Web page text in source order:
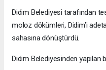
Didim Belediyesi tarafından
moloz dökümleri, Didim’i
sahasına dönüştürdü.
Didim Belediyesinden yapılan